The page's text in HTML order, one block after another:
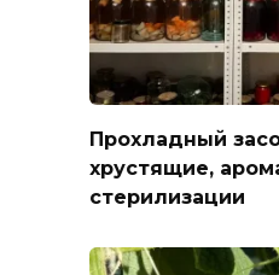
Прохладный
хрустящие,
стерилизации